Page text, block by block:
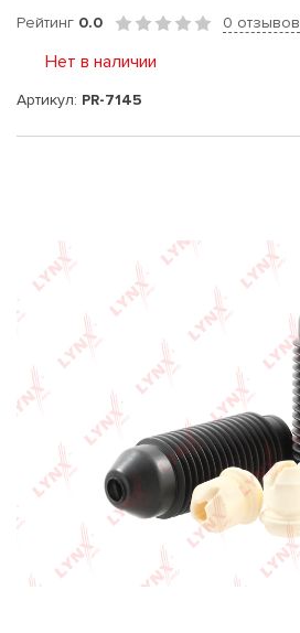
Рейтинг 0.0 0 отзывов
Нет в наличии
Артикул: PR-7145